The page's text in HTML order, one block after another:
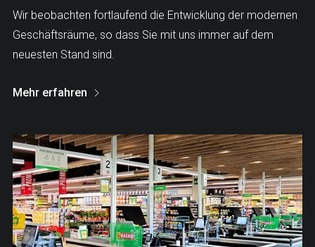
Wir beobachten fortlaufend die Entwicklung der modernen
Geschäftsräume, so dass Sie mit uns immer auf dem
neuesten Stand sind.
Mehr erfahren